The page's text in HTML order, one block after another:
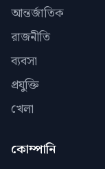
আন্তর্জাতিক
রাজনীতি
ব্যবসা
প্রযুক্তি
খেলা
কোম্পানি